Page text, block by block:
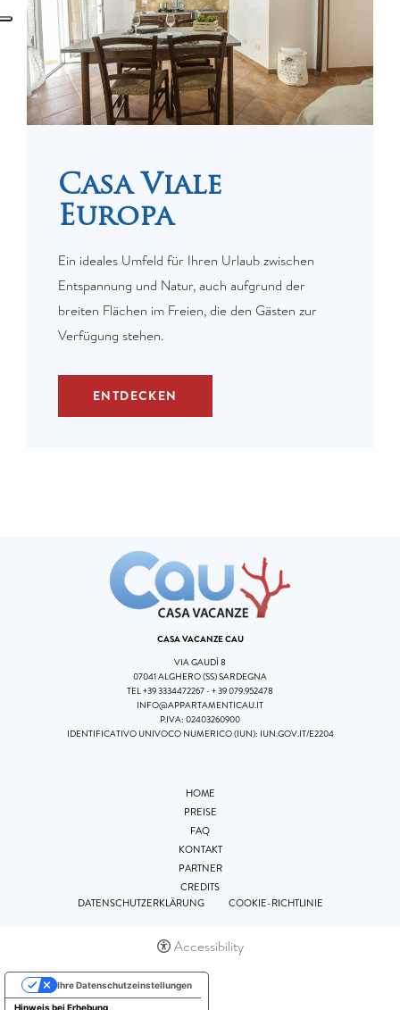
Casa Viale
Europa
Ein ideales Umfeld für Ihren Urlaub zwischen
Entspannung und Natur, auch aufgrund der
breiten Flächen im Freien, die den Gästen zur
Verfügung stehen.
ENTDECKEN
CASA VACANZE CAU
VIA GAUDÌ 8
07041 ALGHERO (SS) SARDEGNA
TEL+39 3334472267 -+ 39 079.952478
INFO@APPARTAMENTICAU.IT
P.IVA: 02403260900
IDENTIFICATIVO UNIVOCO NUMERICO (IUN): IUN.GOV.IT/E2204
HOME
PREISE
FAQ
KONTAKT
PARTNER
CREDITS
DATENSCHUTZERKLÄRUNG
COOKIE-RICHTLINIE
Accessibility
Hinweis bei Erhebung
Ihre Datenschutzeinstellungen